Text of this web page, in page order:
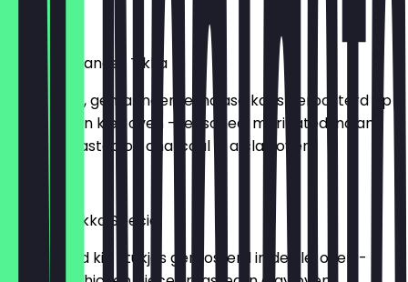
Tandoori Paneer Tikka
- Gekruide, gemarineerde Indiase kaas geroosterd op
houtskool in klei-oven -Seasoned, marinated Indian
cheese roasted on charcoal in a clay oven
€ 24,50
Chicken Tikka Special
-Ontbeend kip stukjes geroosterd in de klei oven -